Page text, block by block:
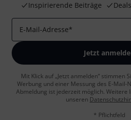
Inspirierende Beiträge
Deals
E-Mail-Adresse*
Jetzt
Mit Klick auf „Jetzt anmelden“ stimmen
Werbung und einer Messung des E-Mail-
Abmeldung ist jederzeit möglich. Weitere
unseren
* Pflichtfeld